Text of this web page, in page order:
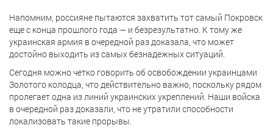
Напомним, россияне пытаются захватить тот самый Покровск
еще с конца прошлого года — и безрезультатно. К тому же
украинская армия в очередной раз доказала, что может
достойно выходить из самых безнадежных ситуаций.
Сегодня можно четко говорить об освобождении украинцами
Золотого колодца, что действительно важно, поскольку рядом
пролегает одна из линий украинских укреплений. Наши войска
в очередной раз доказали, что не утратили способности
локализовать такие прорывы.